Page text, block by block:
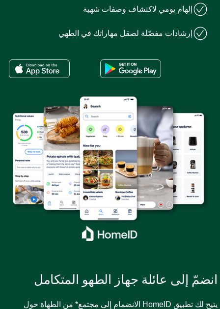
إلهام يومي لاكتشاف وصفات شهية
إرشادات مفصّلة لصقل مهاراتك في الطهي
إلى عائلة جهاز الطهو المتكامل
يتيح لك تطبيق HomeID الانضمام إلى مجتمع* من الطهاة حول